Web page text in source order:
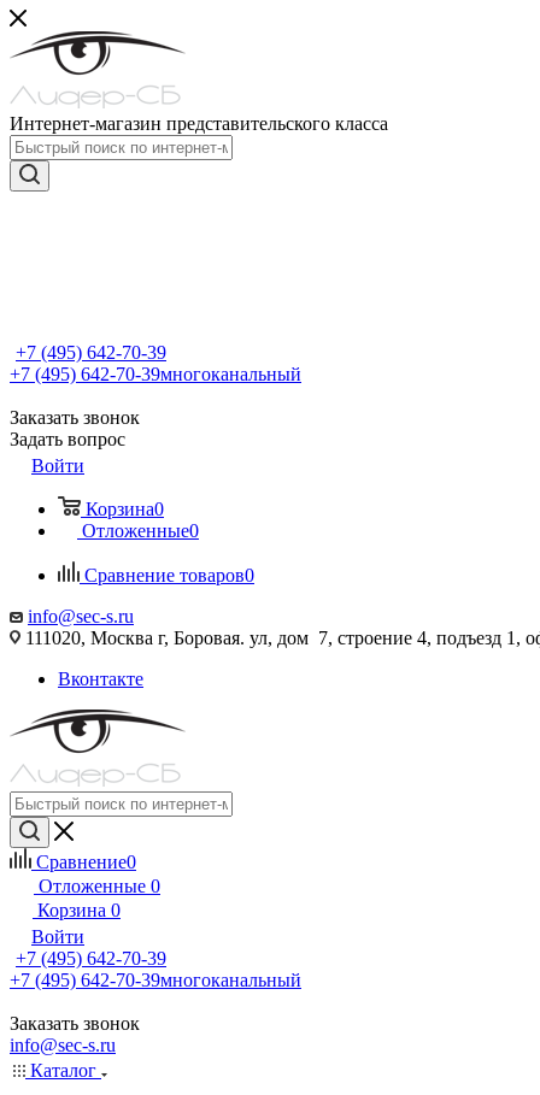
Интернет-магазин представительского класса
+7 (495) 642-70-39
+7 (495) 642-70-39многоканальный
Заказать звонок
Задать вопрос
Войти
Корзина0
Отложенные0
Сравнение товаров0
info@sec-s.ru
111020, Москва г, Боровая. ул, дом 7, строение 4, подъезд 1,
Вконтакте
Сравнение0
Отложенные 0
Корзина 0
Войти
+7 (495) 642-70-39
+7 (495) 642-70-39многоканальный
Заказать звонок
info@sec-s.ru
Каталог